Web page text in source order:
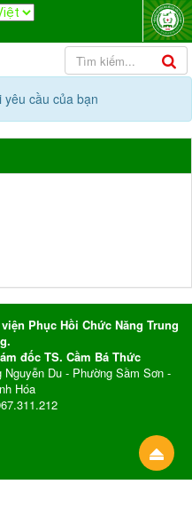
yêu cầu của bạn
Phục Hồi Chức Năng Trung
đốc TS. Cầm Bá Thức
Du - Phường Sầm Sơn -
Hóa